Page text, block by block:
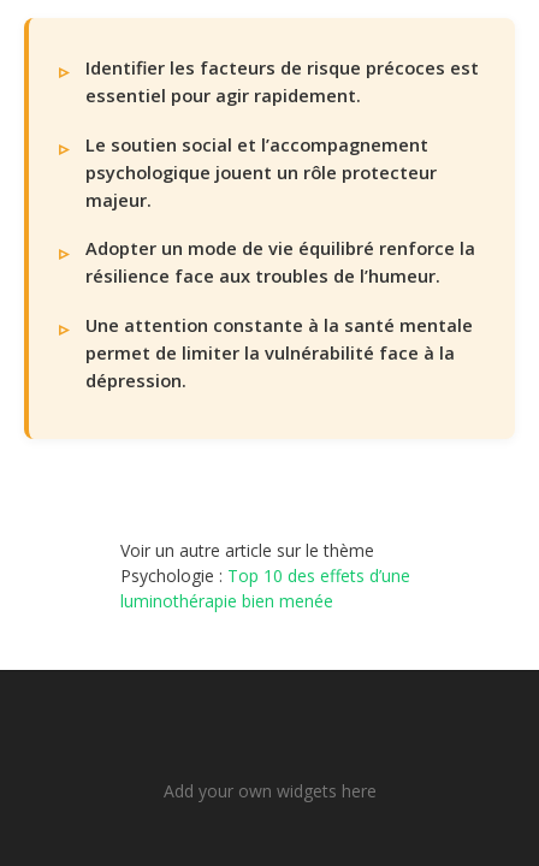
Identifier les facteurs de risque précoces est
essentiel pour agir rapidement.
Le soutien social et l’accompagnement
psychologique jouent un rôle protecteur
majeur.
Adopter un mode de vie équilibré renforce la
résilience face aux troubles de l’humeur.
Une attention constante à la santé mentale
permet de limiter la vulnérabilité face à la
dépression.
Voir un autre article sur le thème
Psychologie : Top 10 des effets d’une
luminothérapie bien menée
Add your own widgets here